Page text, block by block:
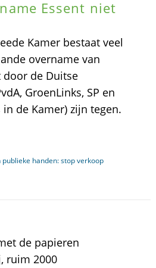
Essent niet
Kamer bestaat veel
overname van
door de Duitse
GroenLinks, SP en
in de Kamer) zijn tegen.
publieke handen: stop verkoop
de papieren
ruim 2000